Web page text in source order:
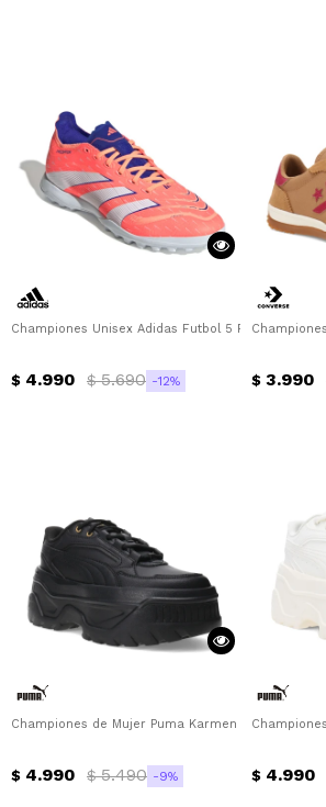
Championes Unisex Adidas Futbol 5 Predator
$ 4.990 $ 5.690 12 $ 3.990
Championes de Mujer Puma Karmen X-TRA Puma
$ 4.990 $ 5.490 9 $ 4.990